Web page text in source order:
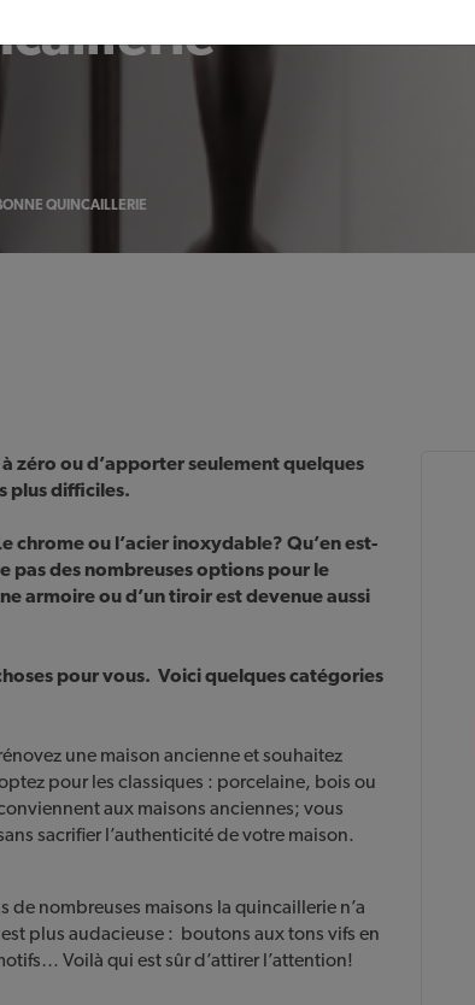
QUINCAILLERIE
zéro ou d’apporter seulement quelques
plus difficiles.
chrome ou l’acier inoxydable? Qu’en est-
pas des nombreuses options pour le
armoire ou d’un tiroir est devenue aussi
pour vous. Voici quelques catégories
une maison ancienne et souhaitez
pour les classiques : porcelaine, bois ou
aux maisons anciennes; vous
sacrifier l’authenticité de votre maison.
de nombreuses maisons la quincaillerie n’a
plus audacieuse : boutons aux tons vifs en
Voilà qui est sûr d’attirer l’attention!